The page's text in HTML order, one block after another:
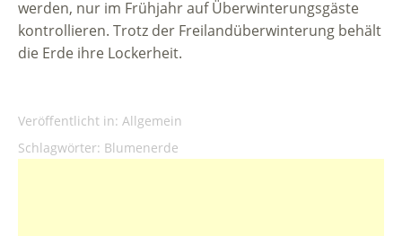
werden, nur im Frühjahr auf Überwinterungsgäste
kontrollieren. Trotz der Freilandüberwinterung behält
die Erde ihre Lockerheit.
Veröffentlicht in: Allgemein
Schlagwörter: Blumenerde